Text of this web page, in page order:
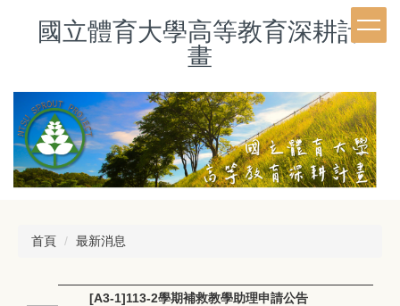
區
國立體育大學高等教育深耕計
畫
首頁 最新消息
[A3-1]113-2學期補救教學助理申請公告